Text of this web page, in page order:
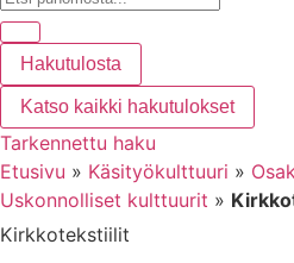
Hakutulosta
Katso kaikki hakutulokset
Tarkennettu haku
Etusivu » Käsityökulttuuri »
Uskonnolliset kulttuurit »
Kirkkotekstiilit